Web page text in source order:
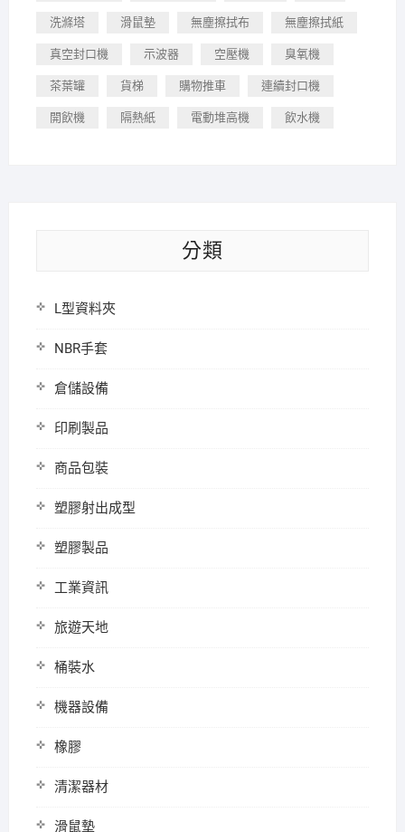
洗滌塔 滑鼠墊 無塵擦拭布 無塵擦拭紙
真空封口機 示波器 空壓機 臭氧機
茶葉罐 貨梯 購物推車 連續封口機
開飲機 隔熱紙 電動堆高機 飲水機
分類
L型資料夾
NBR手套
倉儲設備
印刷製品
商品包裝
塑膠射出成型
塑膠製品
工業資訊
旅遊天地
桶裝水
機器設備
橡膠
清潔器材
滑鼠墊